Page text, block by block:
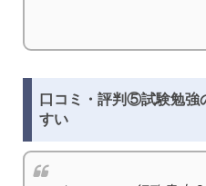
口コミ・評判⑤試験勉強
すい